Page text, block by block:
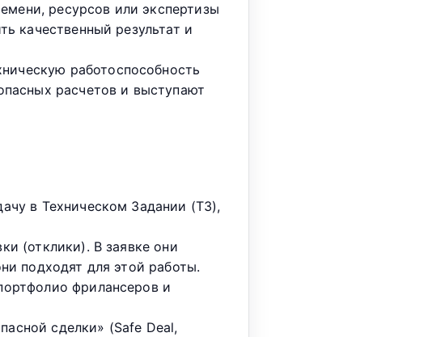
ресурсов или экспертизы
качественный результат и
работоспособность
расчетов и выступают
в Техническом Задании (ТЗ),
(отклики). В заявке они
подходят для этой работы.
фрилансеров и
сделки» (Safe Deal,